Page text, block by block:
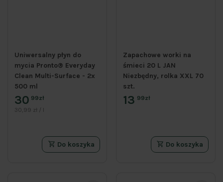
Uniwersalny płyn do
mycia Pronto® Everyday
Clean Multi-Surface - 2x
500 ml
30 99zł
30,99 zł / l
Do koszyka
Zapachowe worki na
śmieci 20 L JAN
Niezbędny, rolka XXL 70
szt.
13 99zł
Do koszyka